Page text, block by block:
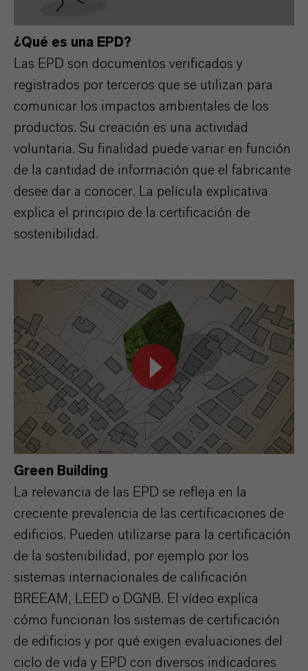
¿Qué es una EPD?
Las EPD son documentos verificados y
registrados por terceros que se utilizan para
comunicar los impactos ambientales de los
productos. Su creación es una actividad
voluntaria. Su finalidad puede variar en función
de la cantidad de información que el fabricante
desee dar a conocer. La película explicativa
explica el principio de la certificación de
sostenibilidad.
Green Building
La relevancia de las EPD se refleja en la
creciente prevalencia de las certificaciones de
edificios. Pueden utilizarse para la certificación
de la sostenibilidad, por ejemplo por los
sistemas internacionales de calificación
BREEAM, LEED o DGNB. El vídeo explica
cómo funcionan los sistemas de certificación
de edificios y por qué exigen evaluaciones del
ciclo de vida y EPD con diversos indicadores